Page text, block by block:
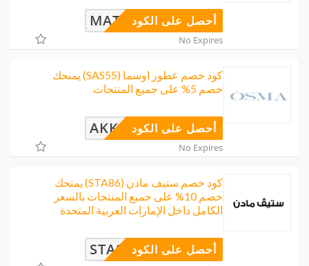
MAT64أحصل على الكود
No Expires
كود خصم عطور اوسما (SAS55) يمنحك
خصم 5% على جميع المنتجات
AKK أحصل على الكود
No Expires
كود خصم ستيف مادن (STA86) يمنحك
خصم 10% على جميع المنتجات بالسعر
الكامل داخل الإمارات العربية المتحدة
STA86 أحصل على الكود